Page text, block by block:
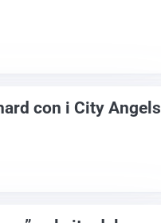
con i City Angels